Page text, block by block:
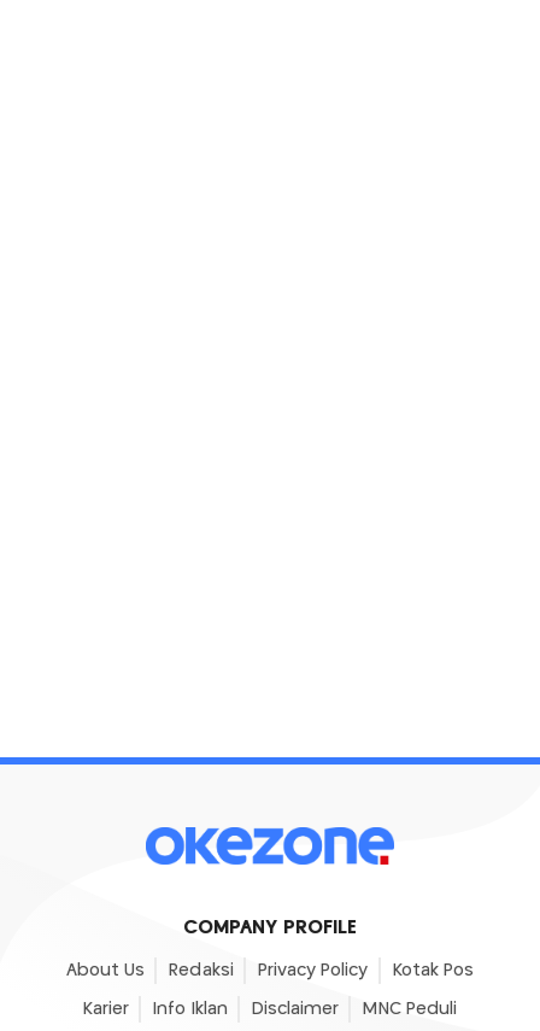
COMPANY PROFILE
About Us Redaksi Privacy Policy Kotak Pos
Karier Info Iklan Disclaimer MNC Peduli